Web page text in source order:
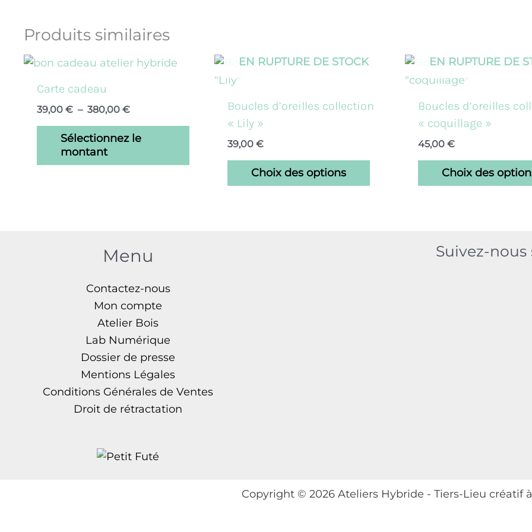
Produits similaires
Carte cadeau
39,00 € – 380,00 €
Plage
à
Sélectionnez le
montant
EN RUPTURE DE STOCK
Boucles d’oreilles collection
« Lily »
39,00 €
Choix des options
Ce
produit
plusieurs
variations.
peuvent
EN RUPTURE DE
Boucles d’oreilles
« coquillage »
45,00 €
Choix des
Menu
Contactez-nous
Mon compte
Atelier Bois
Lab Numérique
Dossier de presse
Mentions Légales
Conditions Générales de Ventes
Droit de rétractation
Suivez-nous
Copyright © 2026 Ateliers Hybride - Tiers-Lieu créatif